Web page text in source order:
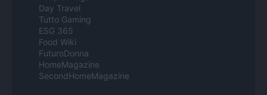
Day Travel
Tutto Gaming
ESG 365
Food Wiki
FuturoDonna
HomeMagazine
SecondHomeMagazine